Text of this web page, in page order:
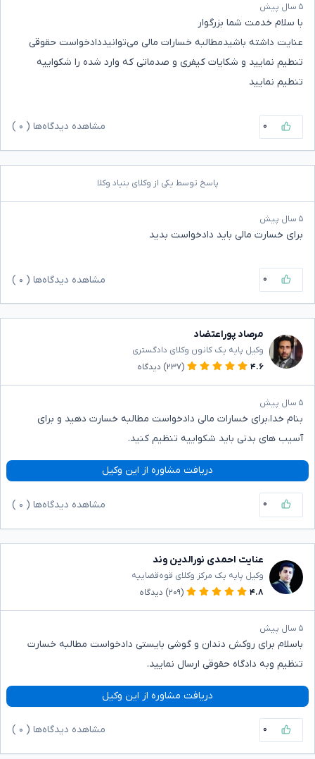
۵ سال پیش
با سلام خدمت شما بزرگوار
عنایت داشته باشیدمطالبه خسارات مالی می‌توانیددادخواست حقوقی
تنطیم نمایید و شکایات کیفری و صدماتی که وارد شده را شکواییه
تنطیم نمایید
۰ مشاهده دیدگاه‌ها ( ۰
پاسخ توسط یکی از وکلای بنیاد وکلا
۵ سال پیش
برای خسارت مالی باید دادخواست بدید
۰ مشاهده دیدگاه‌ها ( ۰
مرصاد پوراعتضاد
وکیل پایه یک کانون وکلای دادگستری
۴.۶
(۲۳۷) دیدگاه
۵ سال پیش
بنام خدا،برای خسارات مالی دادخواست مطالبه خسارت دهید و برای
آسیب های بدنی باید شکواییه تنظیم کنید.
دریافت مشاوره از این وکیل
۰ مشاهده دیدگاه‌ها ( ۰
عنایت احمدی نورالدین وند
وکیل پایه یک مرکز وکلای قوه‌قضاییه
۴.۸
(۲۰۹) دیدگاه
۵ سال پیش
باسلام برای روکش دندان و گوشی بایستی دادخواست مطالبه خسارت
تنظیم وبه دادگاه حقوقی ارسال نمایید.
دریافت مشاوره از این وکیل
۰ مشاهده دیدگاه‌ها ( ۰